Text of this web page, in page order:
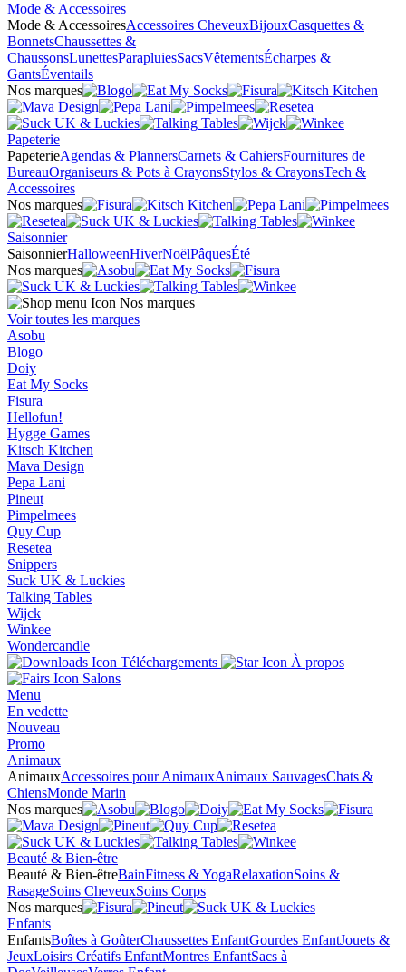
Mode & Accessoires
Mode & AccessoiresAccessoires CheveuxBijouxCasquettes &
BonnetsChaussettes &
ChaussonsLunettesParapluiesSacsVêtementsÉcharpes &
GantsÉventails
Nos marques
Papeterie
PapeterieAgendas & PlannersCarnets & CahiersFournitures de
BureauOrganiseurs & Pots à CrayonsStylos & CrayonsTech &
Accessoires
Nos marques
Saisonnier
SaisonnierHalloweenHiverNoëlPâquesÉté
Nos marques
Nos marques
Voir toutes les marques
Asobu
Blogo
Doiy
Eat My Socks
Fisura
Hellofun!
Hygge Games
Kitsch Kitchen
Mava Design
Pepa Lani
Pineut
Pimpelmees
Quy Cup
Resetea
Snippers
Suck UK & Luckies
Talking Tables
Wijck
Winkee
Wondercandle
Téléchargements
À propos
Salons
Menu
En vedette
Nouveau
Promo
Animaux
AnimauxAccessoires pour AnimauxAnimaux SauvagesChats &
ChiensMonde Marin
Nos marques
Beauté & Bien-être
Beauté & Bien-êtreBainFitness & YogaRelaxationSoins &
RasageSoins CheveuxSoins Corps
Nos marques
Enfants
EnfantsBoîtes à GoûterChaussettes EnfantGourdes EnfantJouets &
JeuxLoisirs Créatifs EnfantMontres EnfantSacs à